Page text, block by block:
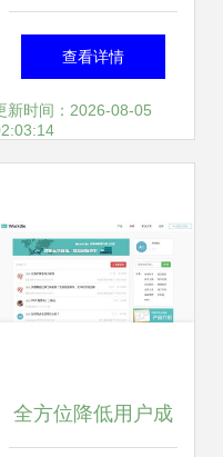
伙，给创业公司的
三点警示
查看详情
新时间：2026-08-05
全方位降低用户成